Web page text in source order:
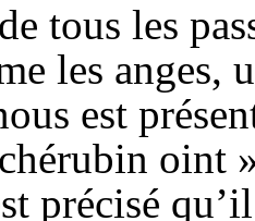
tous les
les
est
oint
précisé